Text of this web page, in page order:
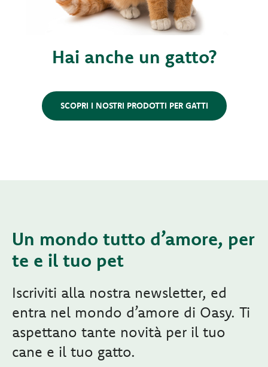
Hai anche un gatto?
SCOPRI I NOSTRI PRODOTTI PER GATTI
Un mondo tutto d’amore, per
te e il tuo pet
Iscriviti alla nostra newsletter, ed
entra nel mondo d’amore di Oasy. Ti
aspettano tante novità per il tuo
cane e il tuo gatto.